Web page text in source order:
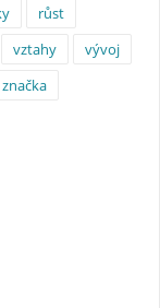
růst
vztahy
vývoj
značka